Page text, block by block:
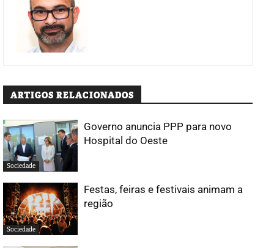
ARTIGOS RELACIONADOS
Sociedade
Governo anuncia PPP para novo
Hospital do Oeste
Sociedade
Festas, feiras e festivais animam a
região